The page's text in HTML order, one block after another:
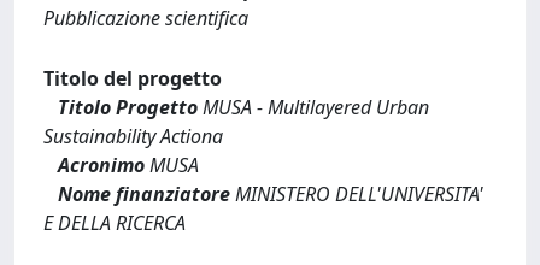
Pubblicazione scientifica
Titolo del progetto
Titolo ProgettoMUSA - Multilayered Urban
Sustainability Actiona
AcronimoMUSA
Nome finanziatoreMINISTERO DELL'UNIVERSITA'
E DELLA RICERCA